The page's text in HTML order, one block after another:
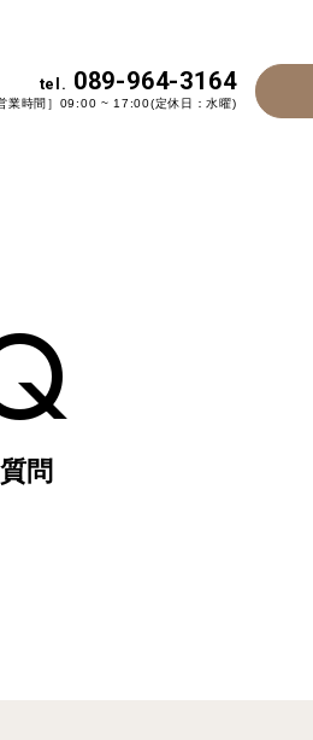
tel. 089-964-3164
業時間］09:00 ~ 17:00(定休日：水曜)
問